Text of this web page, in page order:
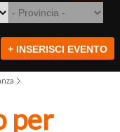
+ INSERISCI EVENTO
per